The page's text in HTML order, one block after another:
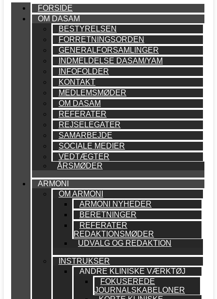
FORSIDE
OM DASAM
BESTYRELSEN
FORRETNINGSORDEN
GENERALFORSAMLINGER
INDMELDELSE DASAM/YAM
INFOFOLDER
KONTAKT
MEDLEMSMØDER
OM DASAM
REFERATER
REJSELEGATER
SAMARBEJDE
SOCIALE MEDIER
VEDTÆGTER
ÅRSMØDER
ARMONI
OM ARMONI
ARMONI NYHEDER
BERETNINGER
REFERATER
REDAKTIONSMØDER
UDVALG OG REDAKTION
INSTRUKSER
ANDRE KLINISKE VÆRKTØJ
FOKUSEREDE
JOURNALSKABELONER